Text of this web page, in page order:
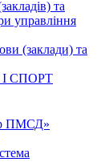
та
управління
(заклади) та
СПОРТ
ПМСД»